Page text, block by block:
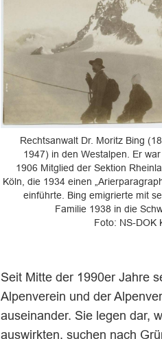
Rechtsanwalt Dr. Moritz Bing
1947) in den Westalpen. Er
1906 Mitglied der Sektion
Köln, die 1934 einen
einführte. Bing emigrierte mit
Familie 1938 in die
Foto: NS-DOK
Seit Mitte der 1990er Jahre
Alpenverein und der
auseinander. Sie legen dar,
auswirkten, suchen nach